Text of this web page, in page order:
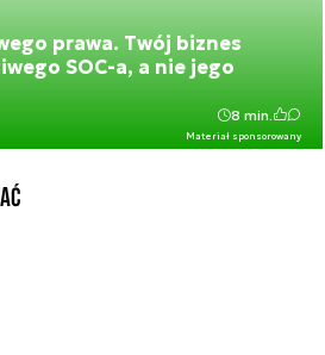
prawa. Twój biznes
SOC-a, a nie jego
Materiał sponsorowany
8 min.